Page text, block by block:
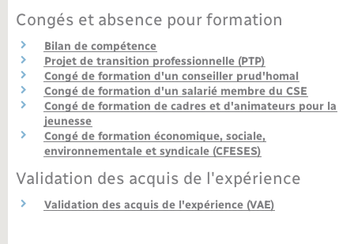
Transports
Voirie et espace public
Congés et absence pour formation
Bilan de compétence
Projet de transition professionnelle (PTP)
Congé de formation d'un conseiller prud'homal
Congé de formation d'un salarié membre du CSE
Congé de formation de cadres et d'animateurs pour la
jeunesse
Congé de formation économique, sociale,
environnementale et syndicale (CFESES)
Validation des acquis de l'expérience
Validation des acquis de l'expérience (VAE)